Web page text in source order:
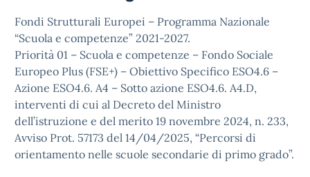
Fondi Strutturali Europei – Programma Nazionale
“Scuola e competenze” 2021-2027.
Priorità 01 – Scuola e competenze – Fondo Sociale
Europeo Plus (FSE+) – Obiettivo Specifico ESO4.6 –
Azione ESO4.6. A4 – Sotto azione ESO4.6. A4.D,
interventi di cui al Decreto del Ministro
dell’istruzione e del merito 19 novembre 2024, n. 233,
Avviso Prot. 57173 del 14/04/2025, “Percorsi di
orientamento nelle scuole secondarie di primo grado”.